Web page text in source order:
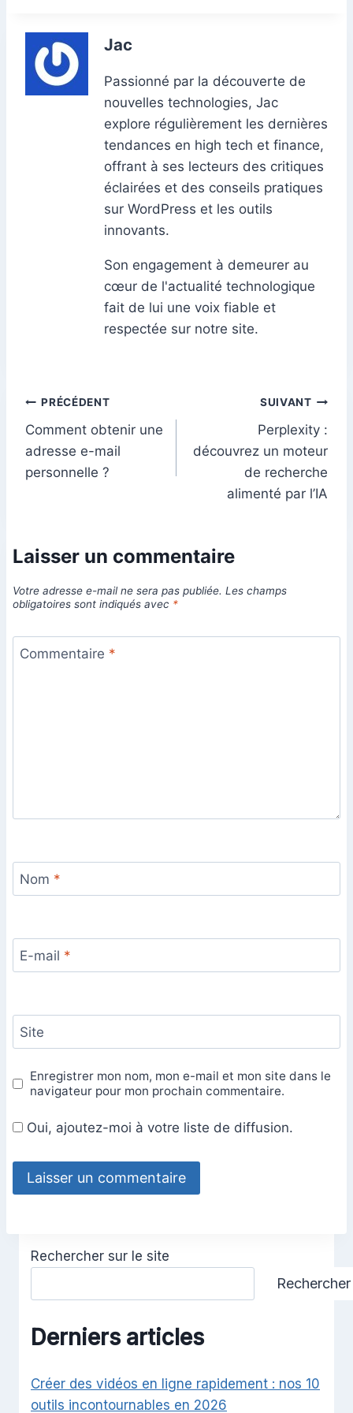
Jac
Passionné par la découverte de
nouvelles technologies, Jac
explore régulièrement les dernières
tendances en high tech et finance,
offrant à ses lecteurs des critiques
éclairées et des conseils pratiques
sur WordPress et les outils
innovants.
Son engagement à demeurer au
cœur de l'actualité technologique
fait de lui une voix fiable et
respectée sur notre site.
Navigation
de
l’article
PRÉCÉDENT
Comment obtenir une
adresse e-mail
personnelle ?
SUIVANT
Perplexity :
découvrez un moteur
de recherche
alimenté par l’IA
Laisser un commentaire
Votre adresse e-mail ne sera pas publiée. Les champs
obligatoires sont indiqués avec *
Commentaire *
Nom *
E-mail *
Site
Enregistrer mon nom, mon e-mail et mon site dans le
navigateur pour mon prochain commentaire.
Oui, ajoutez-moi à votre liste de diffusion.
Rechercher sur le site
Rechercher
Derniers articles
Créer des vidéos en ligne rapidement : nos 10
outils incontournables en 2026